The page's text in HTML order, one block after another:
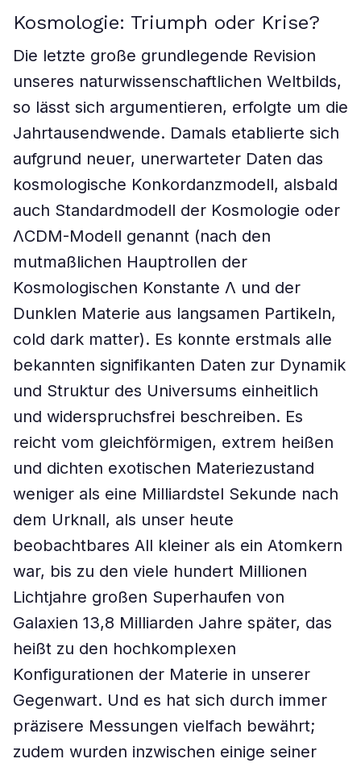
Kosmologie: Triumph oder Krise?
Die letzte große grundlegende Revision
unseres naturwissenschaftlichen Weltbilds,
so lässt sich argumentieren, erfolgte um die
Jahrtausendwende. Damals etablierte sich
aufgrund neuer, unerwarteter Daten das
kosmologische Konkordanzmodell, alsbald
auch Standardmodell der Kosmologie oder
ΛCDM-Modell genannt (nach den
mutmaßlichen Hauptrollen der
Kosmologischen Konstante Λ und der
Dunklen Materie aus langsamen Partikeln,
cold dark matter). Es konnte erstmals alle
bekannten signifikanten Daten zur Dynamik
und Struktur des Universums einheitlich
und widerspruchsfrei beschreiben. Es
reicht vom gleichförmigen, extrem heißen
und dichten exotischen Materiezustand
weniger als eine Milliardstel Sekunde nach
dem Urknall, als unser heute
beobachtbares All kleiner als ein Atomkern
war, bis zu den viele hundert Millionen
Lichtjahre großen Superhaufen von
Galaxien 13,8 Milliarden Jahre später, das
heißt zu den hochkomplexen
Konfigurationen der Materie in unserer
Gegenwart. Und es hat sich durch immer
präzisere Messungen vielfach bewährt;
zudem wurden inzwischen einige seiner